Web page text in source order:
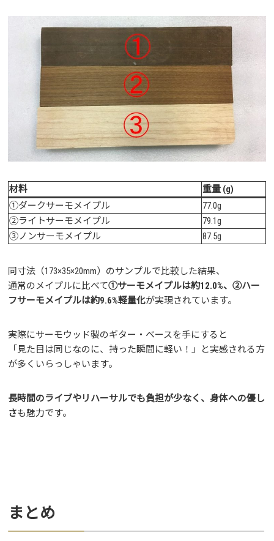
材料
重量 (g)
①ダークサーモメイプル
77.0g
②ライトサーモメイプル
79.1g
③ノンサーモメイプル
87.5g
同寸法（173×35×20mm）のサンプルで比較した結果、
通常のメイプルに比べて①サーモメイプルは約12.0%、②ハー
フサーモメイプルは約9.6%軽量化が実現されています。
実際にサーモウッド製のギター・ベースを手にすると
「見た目は同じなのに、持った瞬間に軽い！」と実感される方
が多くいらっしゃいます。
長時間のライブやリハーサルでも負担が少なく、身体への優し
さも魅力です。
まとめ